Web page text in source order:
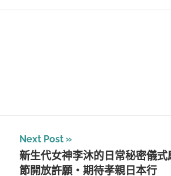
Next Post
新生代女神李沐的日常秘密儀式
節開放許願‧期待孝親日本行